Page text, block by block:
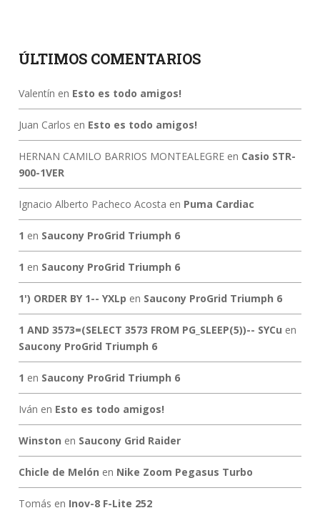
ÚLTIMOS COMENTARIOS
Valentín en Esto es todo amigos!
Juan Carlos en Esto es todo amigos!
HERNAN CAMILO BARRIOS MONTEALEGREen Casio STR-
900-1VER
Ignacio Alberto Pacheco Acosta en Puma Cardiac
1 en Saucony ProGrid Triumph 6
1 en Saucony ProGrid Triumph 6
1') ORDER BY 1-- YXLp en Saucony ProGrid Triumph 6
1 AND 3573=(SELECT 3573 FROM PG_SLEEP(5))-- SYCu en
Saucony ProGrid Triumph 6
1 en Saucony ProGrid Triumph 6
Iván en Esto es todo amigos!
Winston en Saucony Grid Raider
Chicle de Melón en Nike Zoom Pegasus Turbo
Tomás en Inov-8 F-Lite 252